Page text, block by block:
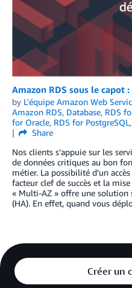
Amazon RDS sous le capot
by L'équipe Amazon Web
Amazon RDS, Database, RDS
for Oracle, RDS for PostgreSQL,
Share
Nos clients s’appuie sur les
de données critiques au bon
métier. La possibilité d’un
facteur clef de succès et la
« Multi-AZ » offre une
(HA). En effet, quand vous
Créer un